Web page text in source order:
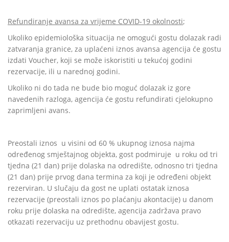
Refundiranje avansa za vrijeme COVID-19 okolnosti;
Ukoliko epidemiološka situacija ne omogući gostu dolazak radi
zatvaranja granice, za uplaćeni iznos avansa agencija će gostu
izdati Voucher, koji se može iskoristiti u tekućoj godini
rezervacije, ili u narednoj godini.
Ukoliko ni do tada ne bude bio moguć dolazak iz gore
navedenih razloga, agencija će gostu refundirati cjelokupno
zaprimljeni avans.
Preostali iznos u visini od 60 % ukupnog iznosa najma
određenog smještajnog objekta, gost podmiruje u roku od tri
tjedna (21 dan) prije dolaska na odredište, odnosno tri tjedna
(21 dan) prije prvog dana termina za koji je određeni objekt
rezerviran. U slučaju da gost ne uplati ostatak iznosa
rezervacije (preostali iznos po plaćanju akontacije) u danom
roku prije dolaska na odredište, agencija zadržava pravo
otkazati rezervaciju uz prethodnu obavijest gostu.